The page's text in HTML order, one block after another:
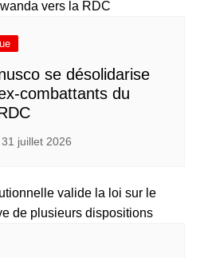
se désolidarise
combattants du
31 juillet 2026